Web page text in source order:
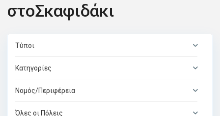
στοΣκαφιδάκι
Τύποι
Κατηγορίες
Νομός/Περιφέρεια
Όλες οι Πόλεις